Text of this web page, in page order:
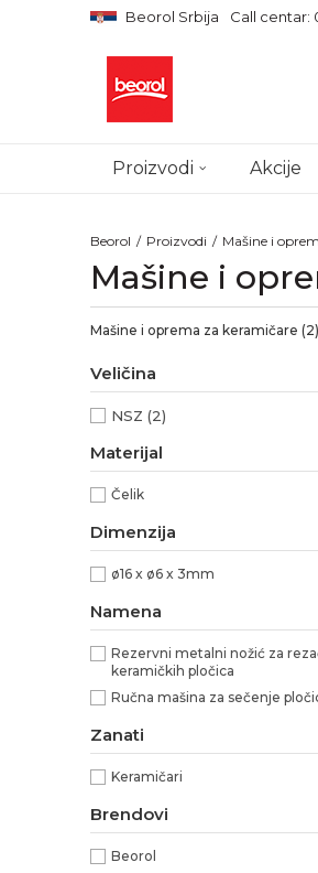
Beorol Srbija Call centar:
Proizvodi Akcije
Beorol Proizvodi Mašine i
Mašine i
Mašine i oprema za keramičare (2)
Veličina
NSZ (2)
Materijal
Čelik
Dimenzija
ø16 x ø6 x 3mm
Namena
Rezervni metalni nožić za
keramičkih pločica
Ručna mašina za sečenje
Zanati
Keramičari
Brendovi
Beorol